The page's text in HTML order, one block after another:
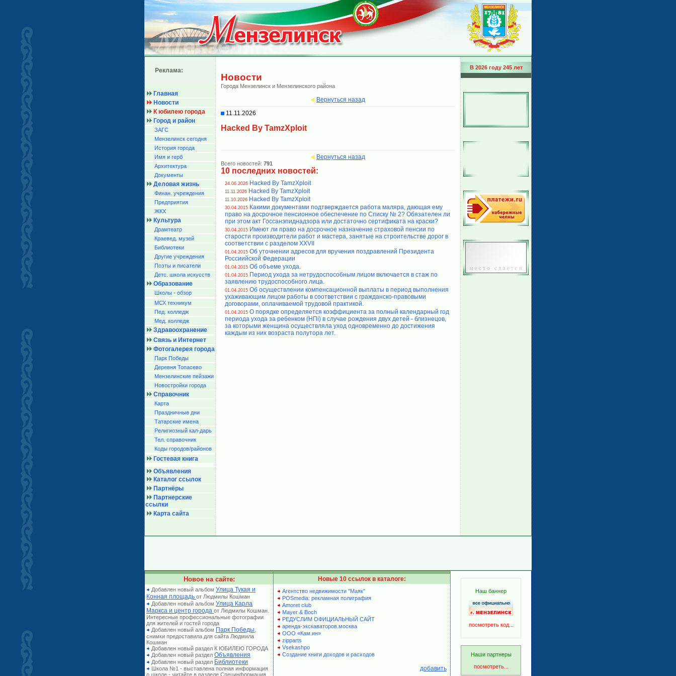
Реклама:
Главная
Новости
К юбилею города
Город и район
ЗАГС
Мензелинск сегодня
История города
Имя и герб
Архитектура
Документы
Деловая жизнь
Финан. учреждения
Предприятия
ЖКХ
Культура
Драмтеатр
Краевед. музей
Библиотеки
Другие учреждения
Поэты и писатели
Детс. школа искусств
Образование
Школы - обзор
МСХ техникум
Пед. колледж
Мед. колледж
Здравоохранение
Связь и Интернет
Фотогалерея города
Парк Победы
Деревня Топасево
Мензелинские пейзажи
Новостройки города
Справочник
Карта
Праздничные дни
Татарские имена
Религиозный кал-дарь
Тел. справочник
Коды городов/райoнов
Гостевая книга
Объявления
Каталог ссылок
Партнёры
Партнерские
ссылки
Карта сайта
Новости
Города Мензелинск и Мензелинского района
Вернуться назад
11.11.2026
Hacked By TamzXploit
Вернуться назад
Всего новостей: 791
10 последних новостей:
24.06.2026 Hacked By TamzXploit
11.11.2026 Hacked By TamzXploit
11.10.2026 Hacked By TamzXploit
30.04.2015 Какими документами подтверждается работа маляра, дающая ему
право на досрочное пенсионное обеспечение по Списку № 2? Обязателен ли
при этом акт Госсанэпиднадзора или достаточно сертификата на краски?
30.04.2015 Имеют ли право на досрочное назначение страховой пенсии по
старости производители работ и мастера, занятые на строительстве дорог в
соответствии с разделом XXVII
01.04.2015 Об уточнении адресов для вручения поздравлений Президента
Россиийской Федерации
01.04.2015 Об объеме ухода.
01.04.2015 Период ухода за нетрудоспособным лицом включается в стаж по
заявлению трудоспособного лица.
01.04.2015 Об осуществлении компенсационной выплаты в период выполнения
ухаживающим лицом работы в соответствии с гражданско-правовыми
договорами, оплачиваемой трудовой практикой.
01.04.2015 О порядке определяется коэффициента за полный календарный год
периода ухода за ребенком (НПi) в случае рождения двух детей - близнецов,
за которыми женщина осуществляла уход одновременно до достижения
каждым из них возраста полутора лет.
В 2026 году 245 лет
Новое на сайте:
Добавлен новый альбом Улица Тукая и
Конная площадь от Людмилы Кошман
Добавлен новый альбом Улица Карла
Маркса и центр города от Людмилы Кошман.
Интересные профессиональные фотографии
для жителей и гостей города
Добавлен новый альбом Парк Победы
снимки предоставила для сайта Людмила
Кошман
Добавлен новый раздел К ЮБИЛЕЮ ГОРОДА
Добавлен новый раздел Объявления
Добавлен новый раздел Библиотеки
Школа №1 - выставлена полная информация
о школе - читайте в разделе Специнформация
Новые 10 ссылок в каталоге:
Агентство недвижимости "Маяк"
POSmedia: рекламная полиграфия
Amoret club
Mayer & Boch
РЕДУСЛИМ ОФИЦИАЛЬНЫЙ САЙТ
аренда-экскаваторов.москва
ООО «Кам.ин»
zipparts
Vsekashpo
Создание книги доходов и расходов
добавить
Наш баннер
посмотреть код...
Наши партнеры
посмотреть...